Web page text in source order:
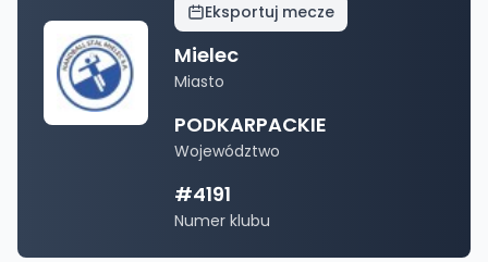
Eksportuj mecze
Mielec
Miasto
PODKARPACKIE
Województwo
#4191
Numer klubu